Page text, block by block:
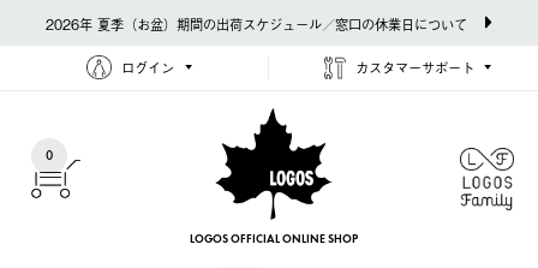
2026年 夏季（お盆）期間の出荷スケジュール／窓口の休業日について
ログイン カスタマーサポート
0
LOGOS OFFICIAL ONLINE SHOP